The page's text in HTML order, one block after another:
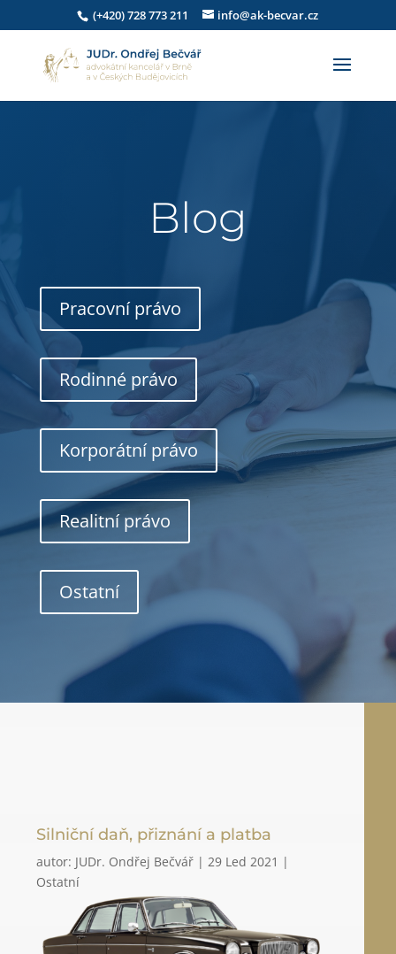
(+420) 728 773 211 info@ak-becvar.cz
Blog
Pracovní právo
Rodinné právo
Korporátní právo
Realitní právo
Ostatní
Silniční daň, přiznání a platba
autor: JUDr. Ondřej Bečvář |29 Led 2021 |
Ostatní